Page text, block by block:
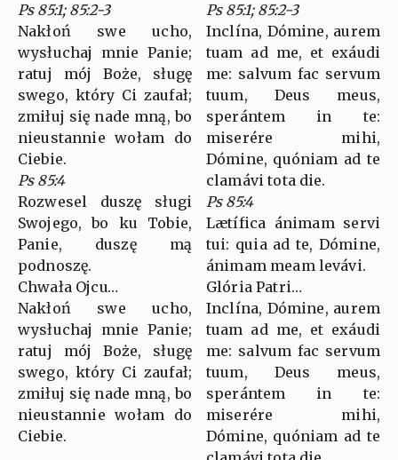
Ps 85:1; 85:2-3
Nakłoń swe ucho,
wysłuchaj mnie Panie;
ratuj mój Boże, sługę
swego, który Ci zaufał;
zmiłuj się nade mną, bo
nieustannie wołam do
Ciebie.
Ps 85:4
Rozwesel duszę sługi
Swojego, bo ku Tobie,
Panie, duszę mą
podnoszę.
Chwała Ojcu…
Nakłoń swe ucho,
wysłuchaj mnie Panie;
ratuj mój Boże, sługę
swego, który Ci zaufał;
zmiłuj się nade mną, bo
nieustannie wołam do
Ciebie.
Ps 85:1; 85:2-3
Inclína, Dómine, aurem
tuam ad me, et exáudi
me: salvum fac servum
tuum, Deus meus,
sperántem in te:
miserére mihi,
Dómine, quóniam ad te
clamávi tota die.
Ps 85:4
Lætífica ánimam servi
tui: quia ad te, Dómine,
ánimam meam levávi.
Glória Patri…
Inclína, Dómine, aurem
tuam ad me, et exáudi
me: salvum fac servum
tuum, Deus meus,
sperántem in te:
miserére mihi,
Dómine, quóniam ad te